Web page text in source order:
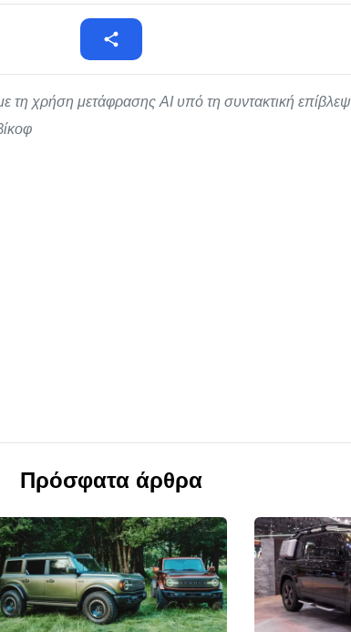
τη χρήση μετάφρασης AI υπό τη συντακτική
Πρόσφατα άρθρα